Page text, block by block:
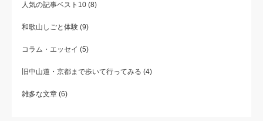
人気の記事ベスト10 (8)
和歌山しごと体験 (9)
コラム・エッセイ (5)
旧中山道・京都まで歩いて行ってみる (4)
雑多な文章 (6)